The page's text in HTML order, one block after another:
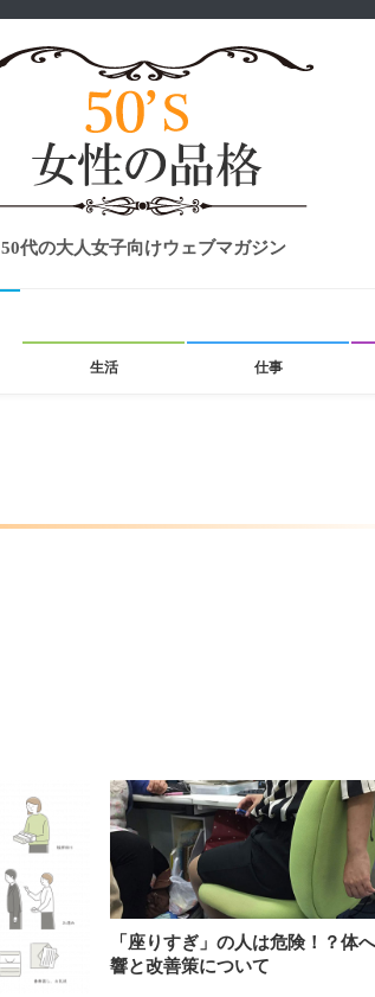
50代の大人女子向けウェブマガジン
生活 仕事
「座りすぎ」の人は危険！？体
響と改善策について